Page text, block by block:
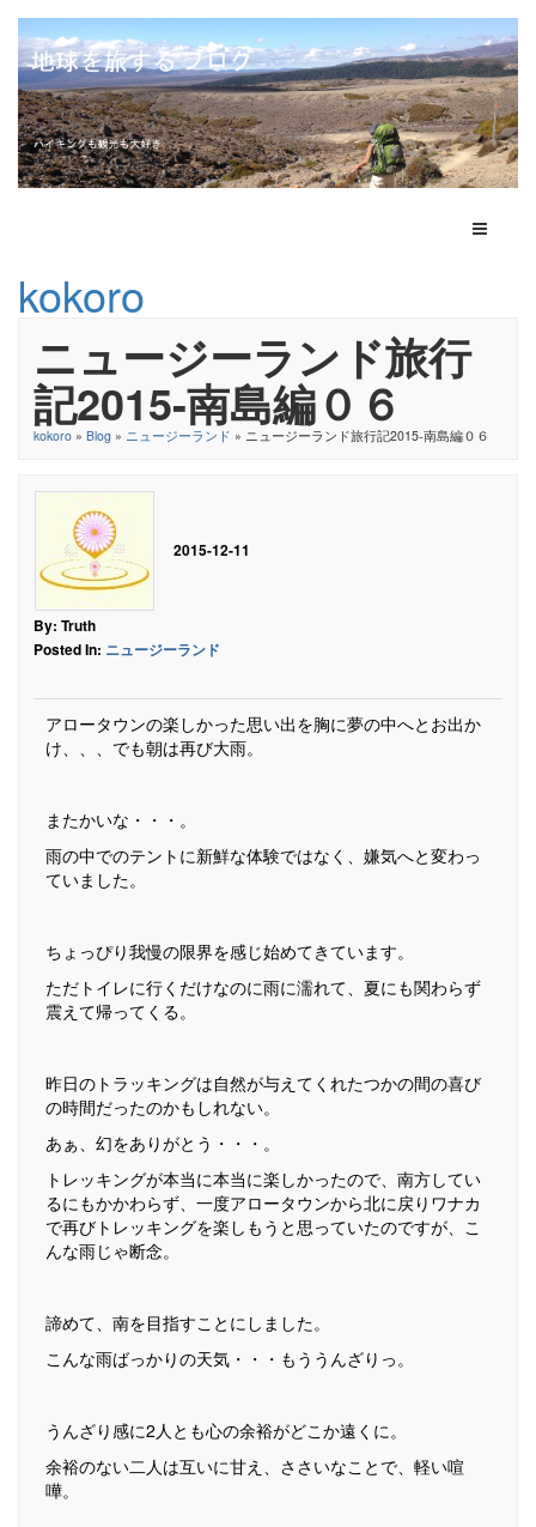
Toggle
kokoro
ニュージーランド旅行
記2015-南島編０６
kokoro » Blog » ニュージーランド » ニュージーランド旅行記2015-南島編０６
2015-12-11
By: Truth
Posted In: ニュージーランド
アロータウンの楽しかった思い出を胸に夢の中へとお出か
け、、、でも朝は再び大雨。
またかいな・・・。
雨の中でのテントに新鮮な体験ではなく、嫌気へと変わっ
ていました。
ちょっぴり我慢の限界を感じ始めてきています。
ただトイレに行くだけなのに雨に濡れて、夏にも関わらず
震えて帰ってくる。
昨日のトラッキングは自然が与えてくれたつかの間の喜び
の時間だったのかもしれない。
あぁ、幻をありがとう・・・。
トレッキングが本当に本当に楽しかったので、南方してい
るにもかかわらず、一度アロータウンから北に戻りワナカ
で再びトレッキングを楽しもうと思っていたのですが、こ
んな雨じゃ断念。
諦めて、南を目指すことにしました。
こんな雨ばっかりの天気・・・もううんざりっ。
うんざり感に2人とも心の余裕がどこか遠くに。
余裕のない二人は互いに甘え、ささいなことで、軽い喧
嘩。